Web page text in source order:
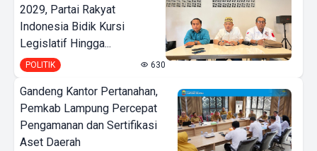
2029, Partai Rakyat
Indonesia Bidik Kursi
Legislatif Hingga...
POLITIK 630
Gandeng Kantor Pertanahan,
Pemkab Lampung Percepat
Pengamanan dan Sertifikasi
Aset Daerah